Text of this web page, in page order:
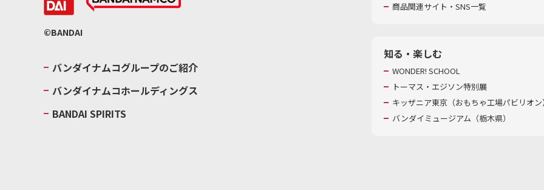
©BANDAI
バンダイナムコグループのご紹介
バンダイナムコホールディングス
BANDAI SPIRITS
商品関連サイト・SNS一覧
知る・楽しむ
WONDER! SCHOOL
トーマス・エジソン特別展
キッザニア東京（おもちゃ工場パビリオ
バンダイミュージアム（栃木県）